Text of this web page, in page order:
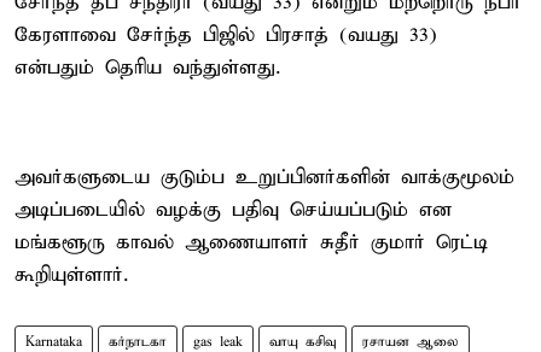
கேரளாவை சேர்ந்த பிஜில் பிரசாத் (வயது 33)
என்பதும் தெரிய வந்துள்ளது.
அவர்களுடைய குடும்ப உறுப்பினர்களின் வாக்குமூலம்
அடிப்படையில் வழக்கு பதிவு செய்யப்படும் என
மங்களூரு காவல் ஆணையாளர் சுதீர் குமார் ரெட்டி
கூறியுள்ளார்.
Karnataka கர்நாடகா gas leak வாயு கசிவு ரசாயன ஆலை